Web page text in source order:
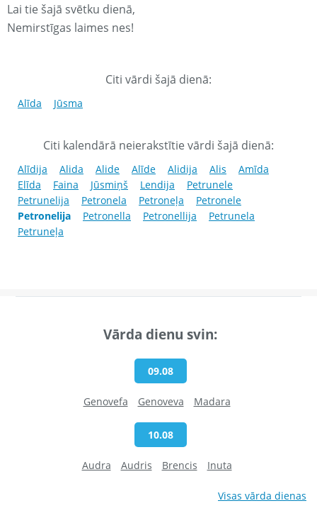
Lai tie šajā svētku dienā,
Nemirstīgas laimes nes!
Citi vārdi šajā dienā:
Alīda Jūsma
Citi kalendārā neierakstītie vārdi šajā dienā:
Alīdija Alida Alide Alīde Alidija Alis
Amīda
Elīda
Faina Jūsmiņš Lendija
Petrunele
Petrunelija
Petronela Petroneļa
Petronele
Petronelija
Petronella Petronellija
Petrunela
Petruneļa
Vārda dienu svin:
09.08
Genovefa Genoveva Madara
10.08
Audra Audris Brencis Inuta
Visas vārda dienas